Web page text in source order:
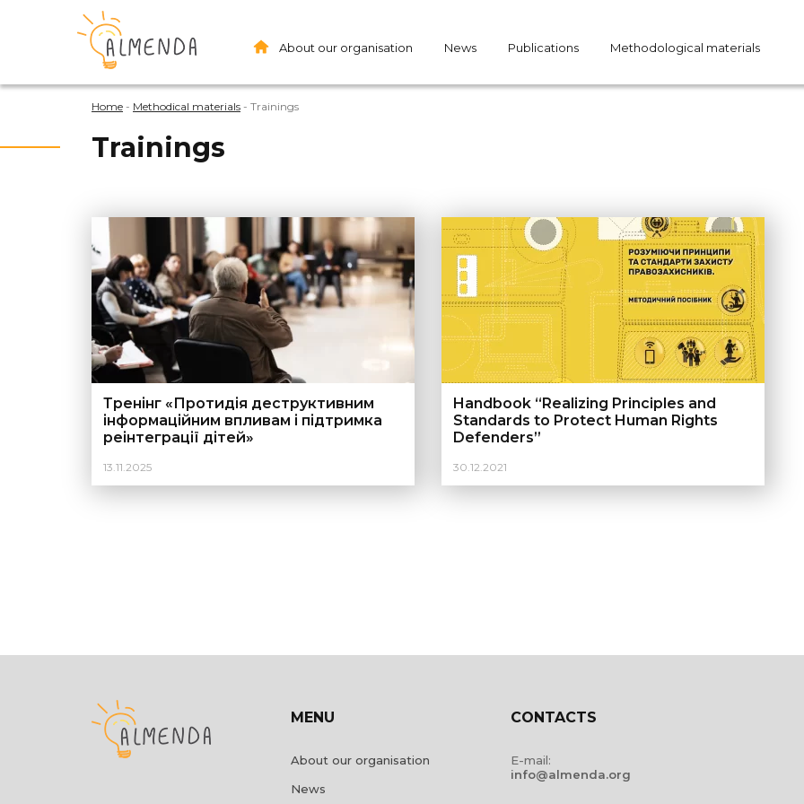
About our organisation News Publications Methodological materials
Home - Methodical materials - Trainings
Trainings
Тренінг «Протидія деструктивним
інформаційним впливам і підтримка
реінтеграції дітей»
13.11.2025
Handbook “Realizing Principles and
Standards to Protect Human Rights
Defenders”
30.12.2021
MENU
About our organisation
News
CONTACTS
E-mail:
info@almenda.org